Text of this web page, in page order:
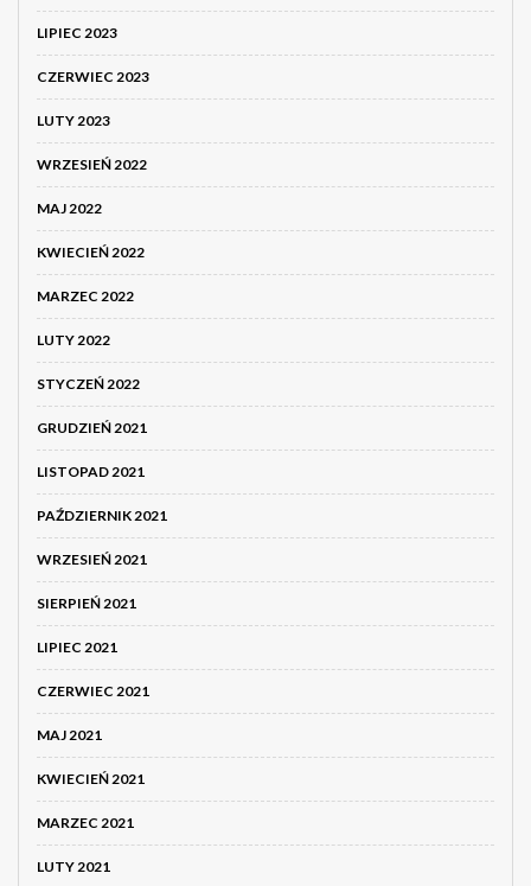
LIPIEC 2023
CZERWIEC 2023
LUTY 2023
WRZESIEŃ 2022
MAJ 2022
KWIECIEŃ 2022
MARZEC 2022
LUTY 2022
STYCZEŃ 2022
GRUDZIEŃ 2021
LISTOPAD 2021
PAŹDZIERNIK 2021
WRZESIEŃ 2021
SIERPIEŃ 2021
LIPIEC 2021
CZERWIEC 2021
MAJ 2021
KWIECIEŃ 2021
MARZEC 2021
LUTY 2021